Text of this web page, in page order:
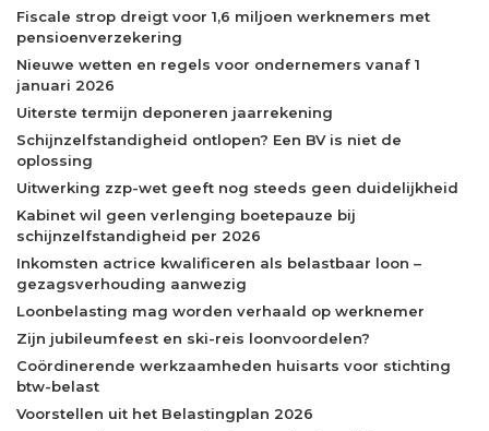
Fiscale strop dreigt voor 1,6 miljoen werknemers met
pensioenverzekering
Nieuwe wetten en regels voor ondernemers vanaf 1
januari 2026
Uiterste termijn deponeren jaarrekening
Schijnzelfstandigheid ontlopen? Een BV is niet de
oplossing
Uitwerking zzp-wet geeft nog steeds geen duidelijkheid
Kabinet wil geen verlenging boetepauze bij
schijnzelfstandigheid per 2026
Inkomsten actrice kwalificeren als belastbaar loon –
gezagsverhouding aanwezig
Loonbelasting mag worden verhaald op werknemer
Zijn jubileumfeest en ski-reis loonvoordelen?
Coördinerende werkzaamheden huisarts voor stichting
btw-belast
Voorstellen uit het Belastingplan 2026